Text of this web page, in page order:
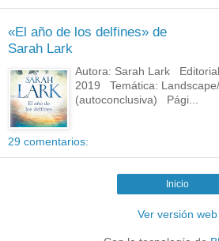
«El año de los delfines» de
Sarah Lark
Autora: Sarah Lark
2019 Temática:
(autoconclusiva) Pági...
29 comentarios:
Inicio
Ver versión web